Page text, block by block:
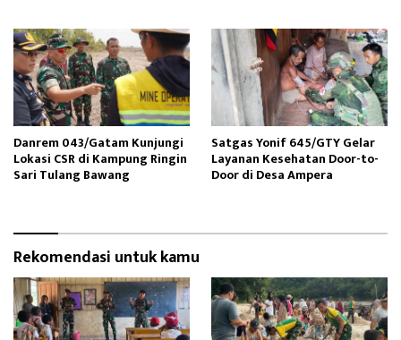
Danrem 043/Gatam Kunjungi
Lokasi CSR di Kampung Ringin
Sari Tulang Bawang
Satgas Yonif 645/GTY Gelar
Layanan Kesehatan Door-to-
Door di Desa Ampera
Rekomendasi untuk kamu